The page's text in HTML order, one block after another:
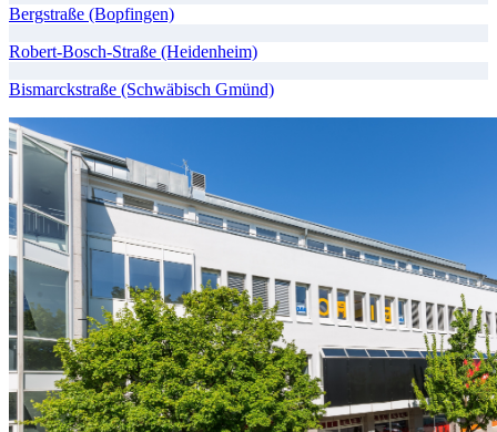
Bergstraße (Bopfingen)
Robert-Bosch-Straße (Heidenheim)
Bismarckstraße (Schwäbisch Gmünd)